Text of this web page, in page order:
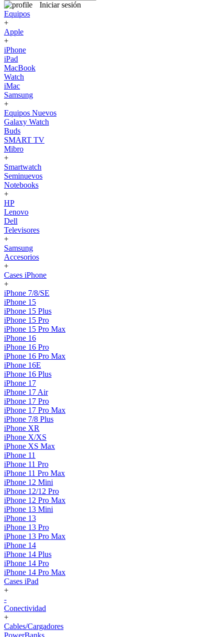
Iniciar sesión
Equipos
+
Apple
+
iPhone
iPad
MacBook
Watch
iMac
Samsung
+
Equipos Nuevos
Galaxy Watch
Buds
SMART TV
Mibro
+
Smartwatch
Seminuevos
Notebooks
+
HP
Lenovo
Dell
Televisores
+
Samsung
Accesorios
+
Cases iPhone
+
iPhone 7/8/SE
iPhone 15
iPhone 15 Plus
iPhone 15 Pro
iPhone 15 Pro Max
iPhone 16
iPhone 16 Pro
iPhone 16 Pro Max
iPhone 16E
iPhone 16 Plus
iPhone 17
iPhone 17 Air
iPhone 17 Pro
iPhone 17 Pro Max
iPhone 7/8 Plus
iPhone XR
iPhone X/XS
iPhone XS Max
iPhone 11
iPhone 11 Pro
iPhone 11 Pro Max
iPhone 12 Mini
iPhone 12/12 Pro
iPhone 12 Pro Max
iPhone 13 Mini
iPhone 13
iPhone 13 Pro
iPhone 13 Pro Max
iPhone 14
iPhone 14 Plus
iPhone 14 Pro
iPhone 14 Pro Max
Cases iPad
+
-
Conectividad
+
Cables/Cargadores
PowerBanks